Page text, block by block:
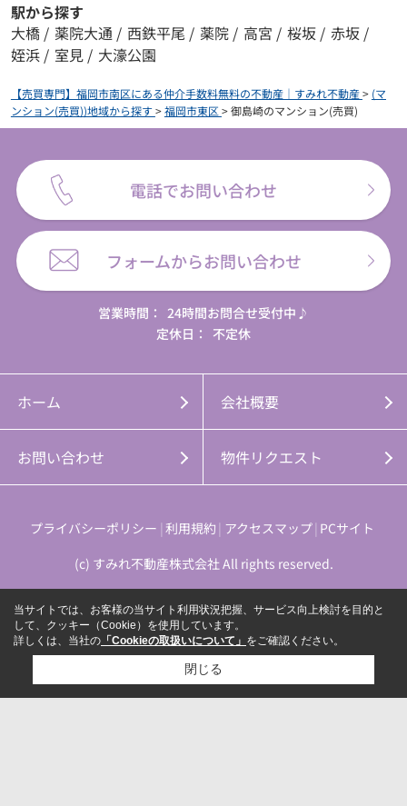
駅から探す
大橋 / 薬院大通 / 西鉄平尾 / 薬院 / 高宮 / 桜坂 / 赤坂 /
姪浜 / 室見 / 大濠公園
【売買専門】福岡市南区にある仲介手数料無料の不動産｜すみれ不動産> (マ
ンション(売買))地域から探す>福岡市東区 >御島崎のマンション(売買)
電話でお問い合わせ
フォームからお問い合わせ
営業時間：
24時間お問合せ受付中♪
定休日：
不定休
ホーム 会社概要
お問い合わせ 物件リクエスト
プライバシーポリシー 利用規約 アクセスマップ PCサイト
(c) すみれ不動産株式会社 All rights reserved.
当サイトでは、お客様の当サイト利用状況把握、サービス向上検討を目的と
して、クッキー（Cookie）を使用しています。
詳しくは、当社の 「Cookieの取扱いについて」 をご確認ください。
閉じる